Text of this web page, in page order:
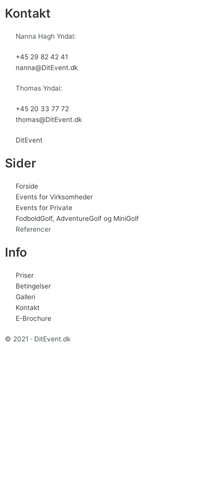
Kontakt
Nanna Hagh Yndal:
+45 29 82 42 41
nanna@DitEvent.dk
Thomas Yndal:
+45 20 33 77 72
thomas@DitEvent.dk
DitEvent
Sider
Forside
Events for Virksomheder
Events for Private
FodboldGolf, AdventureGolf og MiniGolf
Referencer
Info
Priser
Betingelser
Galleri
Kontakt
E-Brochure
© 2021 · DitEvent.dk